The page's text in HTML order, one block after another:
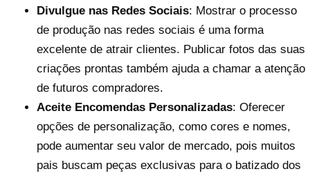
Divulgue nas Redes Sociais: Mostrar o processo
de produção nas redes sociais é uma forma
excelente de atrair clientes. Publicar fotos das suas
criações prontas também ajuda a chamar a atenção
de futuros compradores.
Aceite Encomendas Personalizadas: Oferecer
opções de personalização, como cores e nomes,
pode aumentar seu valor de mercado, pois muitos
pais buscam peças exclusivas para o batizado dos